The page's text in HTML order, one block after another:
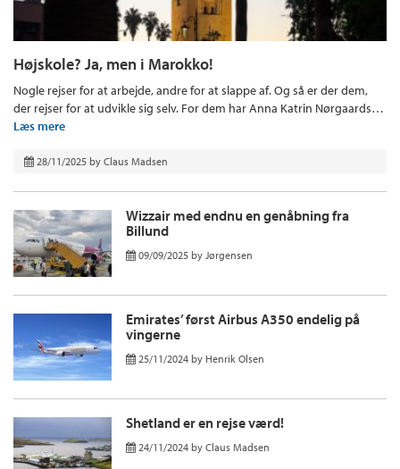
Højskole? Ja, men i Marokko!
Nogle rejser for at arbejde, andre for at slappe af. Og så er der dem,
der rejser for at udvikle sig selv. For dem har Anna Katrin Nørgaards…
Læs mere
28/11/2025 by Claus Madsen
Wizzair med endnu en genåbning fra
Billund
09/09/2025 by Jørgensen
Emirates’ først Airbus A350 endelig på
vingerne
25/11/2024 by Henrik Olsen
Shetland er en rejse værd!
24/11/2024 by Claus Madsen